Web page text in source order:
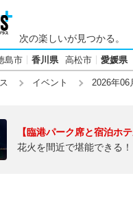
次の楽しいが見つかる。
島市 香川県 高松市 愛媛県
イベント 2026年06
【臨港パーク席と宿泊ホ
花火を間近で堪能できる